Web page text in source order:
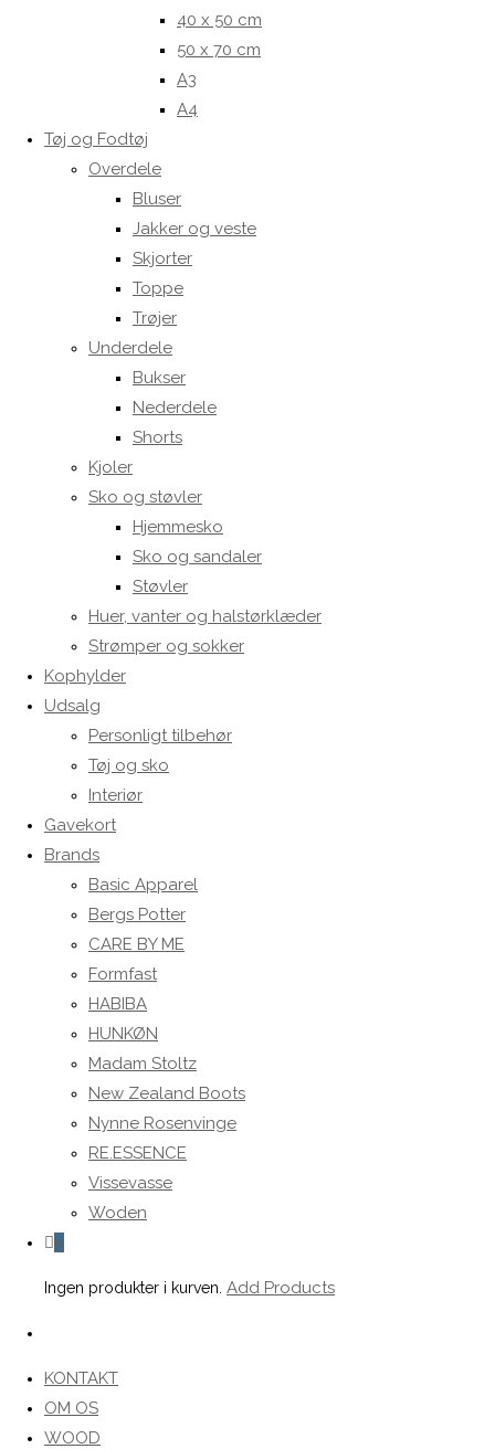
40 x 50 cm
50 x 70 cm
A3
A4
Tøj og Fodtøj
Overdele
Bluser
Jakker og veste
Skjorter
Toppe
Trøjer
Underdele
Bukser
Nederdele
Shorts
Kjoler
Sko og støvler
Hjemmesko
Sko og sandaler
Støvler
Huer, vanter og halstørklæder
Strømper og sokker
Kophylder
Udsalg
Personligt tilbehør
Tøj og sko
Interiør
Gavekort
Brands
Basic Apparel
Bergs Potter
CARE BY ME
Formfast
HABIBA
HUNKØN
Madam Stoltz
New Zealand Boots
Nynne Rosenvinge
RE.ESSENCE
Vissevasse
Woden
0
Ingen produkter i kurven. Add Products
search
KONTAKT
OM OS
WOOD